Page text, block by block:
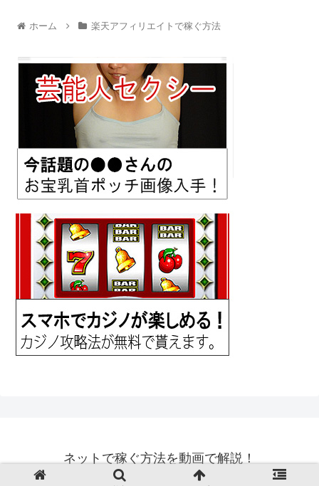
ホーム 楽天アフィリエイトで稼ぐ方法
ネットで稼ぐ方法を動画で解説！
© 2018 ネットで稼ぐ方法を動画で解説！.